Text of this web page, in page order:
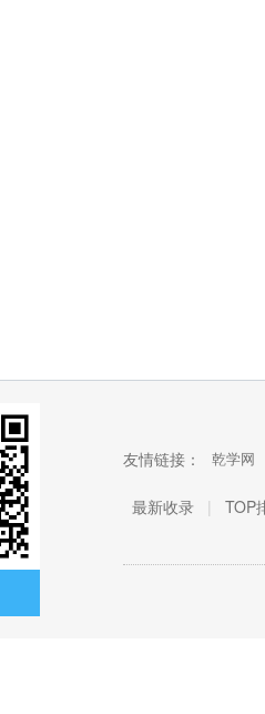
友情链接： 乾学网
最新收录 | TOP